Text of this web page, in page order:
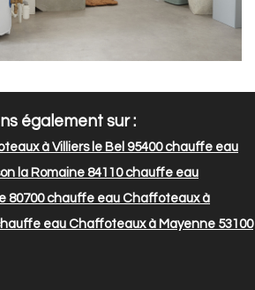
également sur :
à Villiers le Bel 95400chauffe eau
la Romaine 84110chauffe eau
80700chauffe eau Chaffoteaux à
eau Chaffoteaux à Mayenne 53100